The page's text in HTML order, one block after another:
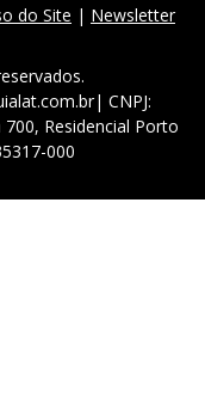
do Site | Newsletter
CNPJ:
Residencial Porto
000